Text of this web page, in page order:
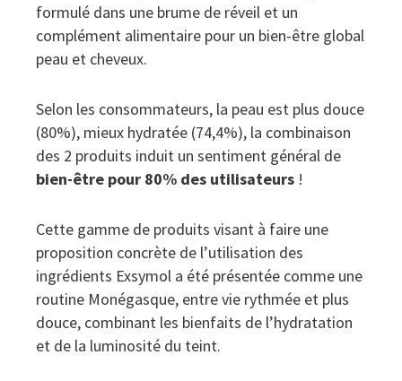
formulé dans une brume de réveil et un
complément alimentaire pour un bien-être global
peau et cheveux.
Selon les consommateurs, la peau est plus douce
(80%), mieux hydratée (74,4%), la combinaison
des 2 produits induit un sentiment général de
bien-être pour 80% des utilisateurs !
Cette gamme de produits visant à faire une
proposition concrète de l’utilisation des
ingrédients Exsymol a été présentée comme une
routine Monégasque, entre vie rythmée et plus
douce, combinant les bienfaits de l’hydratation
et de la luminosité du teint.